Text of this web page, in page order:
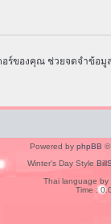
ร์ของคุณ ช่วยจดจำข้อมู
Powered by phpBB ©
Winter's Day Style
Thai language by
Time :